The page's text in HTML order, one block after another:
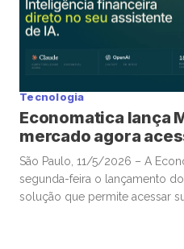
tema que […]
Tecnologia
Economatica lança
mercado agora
São Paulo, 11/5/2026 – A
segunda-feira o lançamento
solução que permite acessar